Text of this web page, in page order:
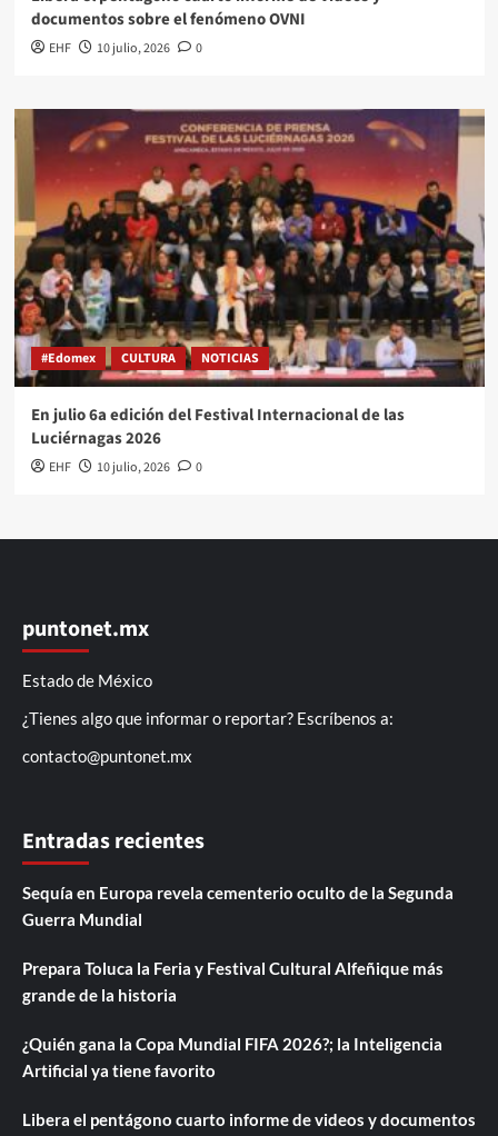
documentos sobre el fenómeno OVNI
EHF 10 julio, 2026 0
#Edomex CULTURA NOTICIAS
En julio 6a edición del Festival Internacional de las
Luciérnagas 2026
EHF 10 julio, 2026 0
puntonet.mx
Estado de México
¿Tienes algo que informar o reportar? Escríbenos a:
contacto@puntonet.mx
Entradas recientes
Sequía en Europa revela cementerio oculto de la Segunda
Guerra Mundial
Prepara Toluca la Feria y Festival Cultural Alfeñique más
grande de la historia
¿Quién gana la Copa Mundial FIFA 2026?; la Inteligencia
Artificial ya tiene favorito
Libera el pentágono cuarto informe de videos y documentos